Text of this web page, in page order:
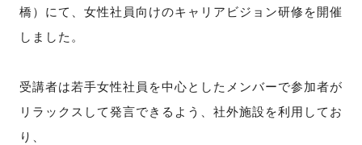
橋）にて、 女性社員向けのキャリアビジョン研修を開催
しました。
受講者は若手女性社員を中心としたメンバーで参加者が
リラックスして発言できるよう、社外施設を利用してお
り、